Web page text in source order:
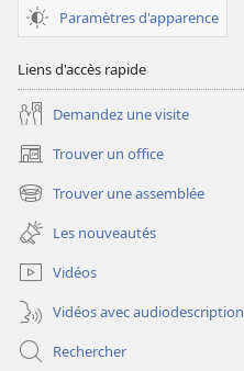
Paramètres d'apparence
Liens d'accès rapide
Demandez une visite
Trouver un office
(ouvre
une
nouvelle
fenêtre)
Trouver une assemblée
(ouvre
une
nouvelle
fenêtre)
Les nouveautés
Vidéos
Vidéos avec audiodescription
Rechercher